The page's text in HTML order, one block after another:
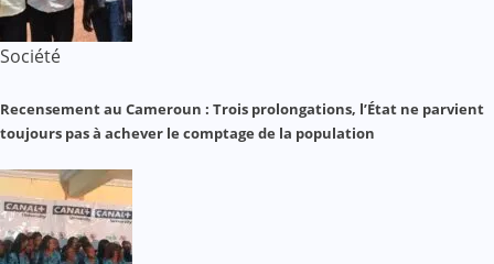
Société
Recensement au Cameroun : Trois prolongations, l’État ne parvient
toujours pas à achever le comptage de la population